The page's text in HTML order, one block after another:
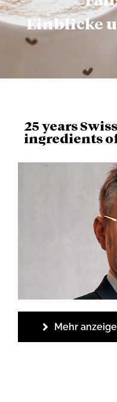
Einblicke
25 years
ingredients
Mehr